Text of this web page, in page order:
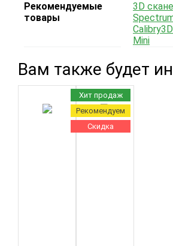
Рекомендуемые
товары
3D
Calibry
Mini
Вам также будет
Хит продаж
Рекомендуем
Скидка